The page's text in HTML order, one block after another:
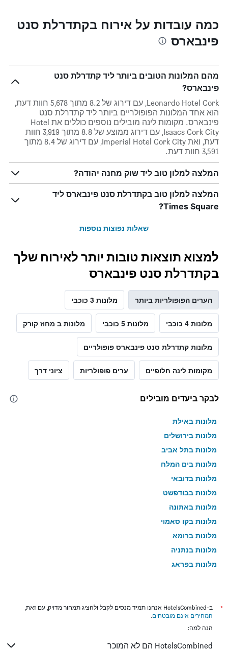
כמה עובדות על אירוח בקתדרלת סנט
פינבארס
מהם המלונות הטובים ביותר ליד קתדרלת סנט
פינבארס?
Leonardo Hotel Cork, עם דירוג של 8.2 מתוך 5,678 חוות דעת,
הוא אחד המלונות הפופולריים ביותר ליד קתדרלת סנט
פינבארס. מקומות לינה מובילים נוספים כוללים את Hotel
Isaacs Cork City, עם דירוג ממוצע של 8.8 מתוך 3,919 חוות
דעת, ואת Imperial Hotel Cork City, עם דירוג של 8.4 מתוך
3,591 חוות דעת.
המלצה למלון טוב ליד שוק מחנה יהודה?
המלצה למלון טוב בקתדרלת סנט פינבארס ליד
Times Square?
שאלות נפוצות נוספות
למצוא תוצאות טובות יותר לאירוח שלך
בקתדרלת סנט פינבארס
הערים הפופולריות ביותר מלונות 3 כוכבי
מלונות 4 כוכבי מלונות 5 כוכבי מלונות ב מחוז קורק
מלונות קתדרלת סנט פינבארס פופולריים
מקומות לינה חלופיים ערים פופולריות ציוני דרך
לבקר ביעדים מובילים
מלונות באילת
מלונות בירושלים
מלונות בתל אביב
מלונות בים המלח
מלונות בדובאי
מלונות בבודפשט
מלונות באתונה
מלונות בקו סאמוי
מלונות ברומא
מלונות בנתניה
מלונות בפראג
מלונות בניו יורק
מלונות בבנגקוק
*
ב-HotelsCombined אנחנו תמיד מנסים לקבל ולהציג תמחור מדויק, עם זאת,
המחירים אינם מובטחים.
הנה למה:
HotelsCombined הם לא המוכר